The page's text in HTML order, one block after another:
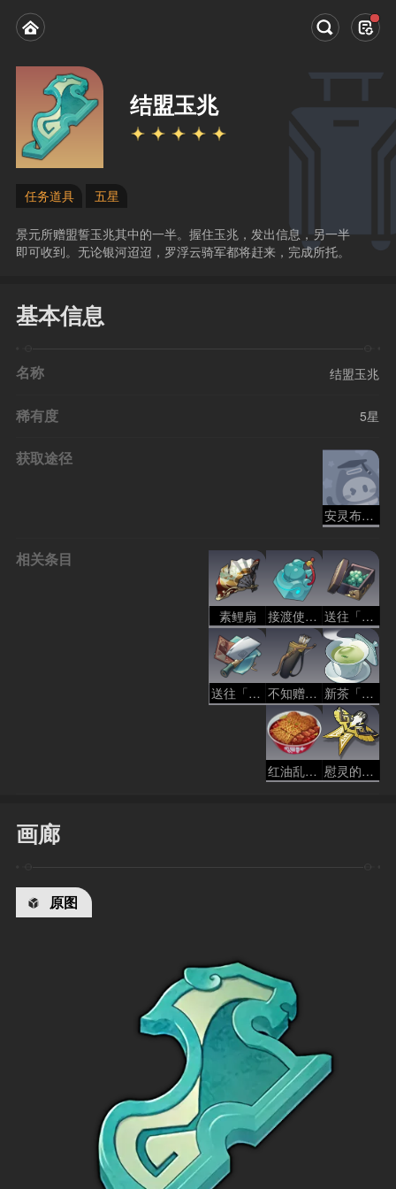
结盟玉兆
任务道具 五星
景元所赠盟誓玉兆其中的一半。握住玉兆，发出信息，另一半
即可收到。无论银河迢迢，罗浮云骑军都将赶来，完成所托。
基本信息
名称 结盟玉兆
稀有度 5星
获取途径
安灵布奠，天清路远
相关条目
素鲤扇 接渡使印鉴 送往「不夜侯」的小盒
送往「尚滋味」的庖刀 不知赠予何人的弓 新茶「遏云歌」
红油乱斩牛杂 慰灵的纸鸢
画廊
原图